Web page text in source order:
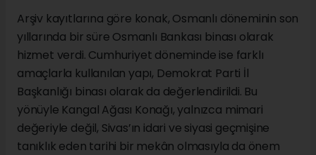
Arşiv kayıtlarına göre konak, Osmanlı döneminin son
yıllarında bir süre Osmanlı Bankası binası olarak
hizmet verdi. Cumhuriyet döneminde ise farklı
amaçlarla kullanılan yapı, Demokrat Parti İl
Başkanlığı binası olarak da değerlendirildi. Bu
yönüyle Kangal Ağası Konağı, yalnızca mimari
değeriyle değil, Sivas’ın idari ve siyasi geçmişine
tanıklık eden tarihi bir mekân olmasıyla da önem